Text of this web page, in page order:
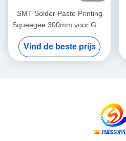
SMT Solder Paste Printing
Squeegee 300mm voor GKG
Stencil Printer Screen
Printing onderdelen
Vind de beste prijs